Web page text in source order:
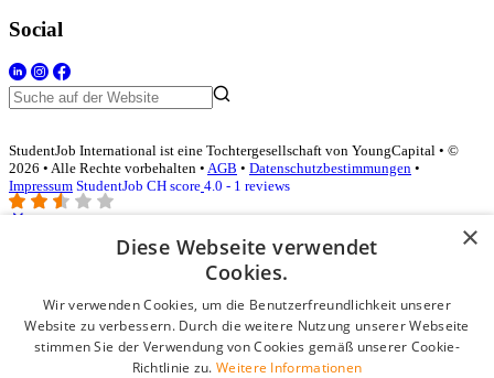
Social
StudentJob International ist eine Tochtergesellschaft von YoungCapital • ©
2026 • Alle Rechte vorbehalten • AGB • Datenschutzbestimmungen •
Impressum StudentJob CH score 4.0 - 1 reviews
Login für Unternehmen
E-Mail*
Passwort
×
Diese Webseite verwendet
Cookies.
Wir verwenden Cookies, um die Benutzerfreundlichkeit unserer
Website zu verbessern. Durch die weitere Nutzung unserer Webseite
stimmen Sie der Verwendung von Cookies gemäß unserer Cookie-
Richtlinie zu. Weitere Informationen